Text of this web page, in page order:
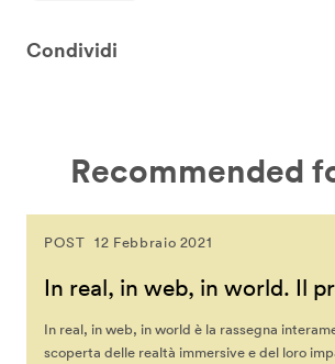
Condividi
Recommended
POST 12 Febbraio 2021
In real, in web, in world. Il
In real, in web, in world è la rassegna
scoperta delle realtà immersive e del loro